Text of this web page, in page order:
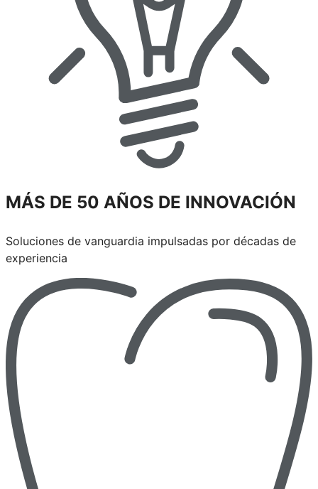
MÁS DE 50 AÑOS DE INNOVACIÓN
Soluciones de vanguardia impulsadas por décadas de
experiencia